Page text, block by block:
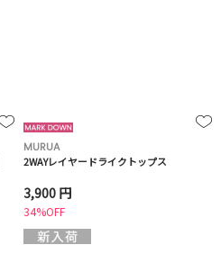
MURUA
2WAYレイヤードライクトップス
3,900 円
34%OFF